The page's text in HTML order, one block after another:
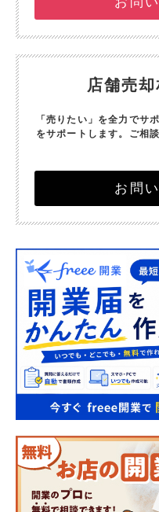
店舗売却
「売りたい」を全力でサ
をサポートします。 ご相
お問